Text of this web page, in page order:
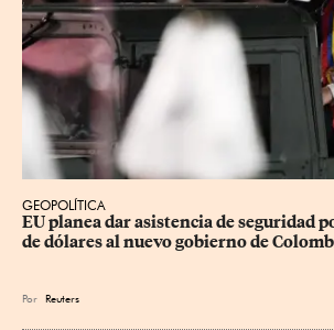
GEOPOLÍTICA
EU planea dar asistencia de seguridad
de dólares al nuevo gobierno de
Por Reuters